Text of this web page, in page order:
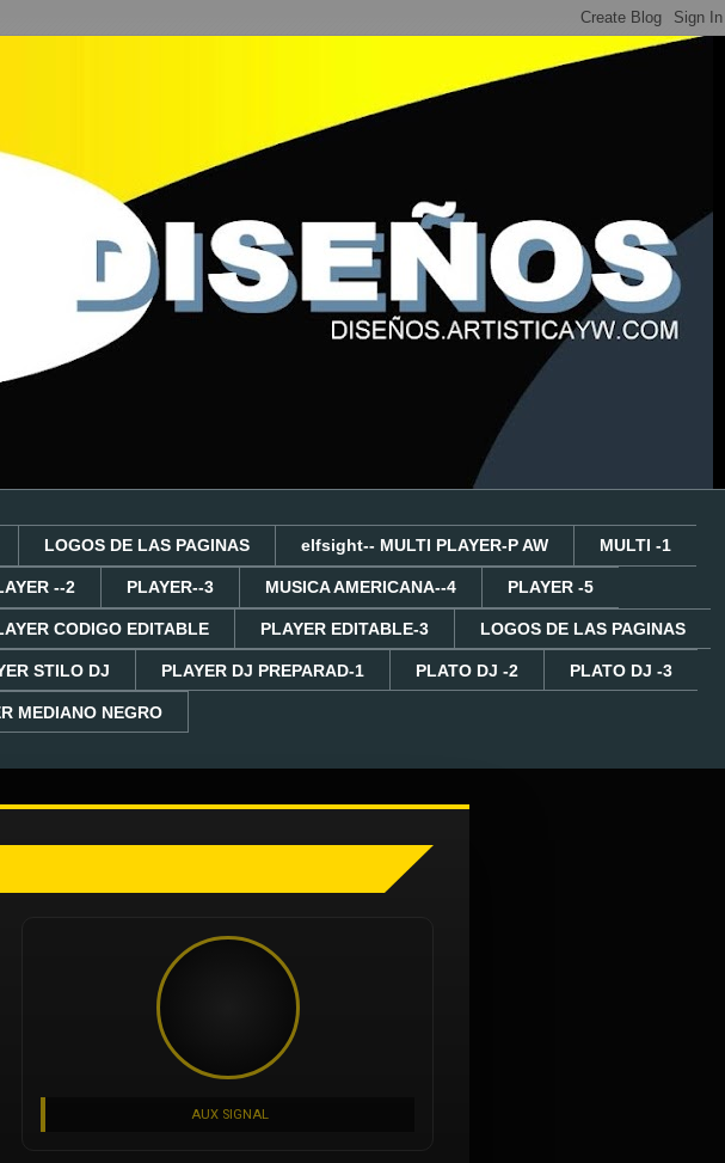
LOGOS DE LAS PAGINAS elfsight-- MULTI PLAYER-P AW MULTI -1
--2 PLAYER--3 MUSICA AMERICANA--4 PLAYER -5
CODIGO EDITABLE PLAYER EDITABLE-3 LOGOS DE LAS PAGINAS
STILO DJ PLAYER DJ PREPARAD-1 PLATO DJ -2 PLATO DJ -3
MEDIANO NEGRO
AUX SIGNAL